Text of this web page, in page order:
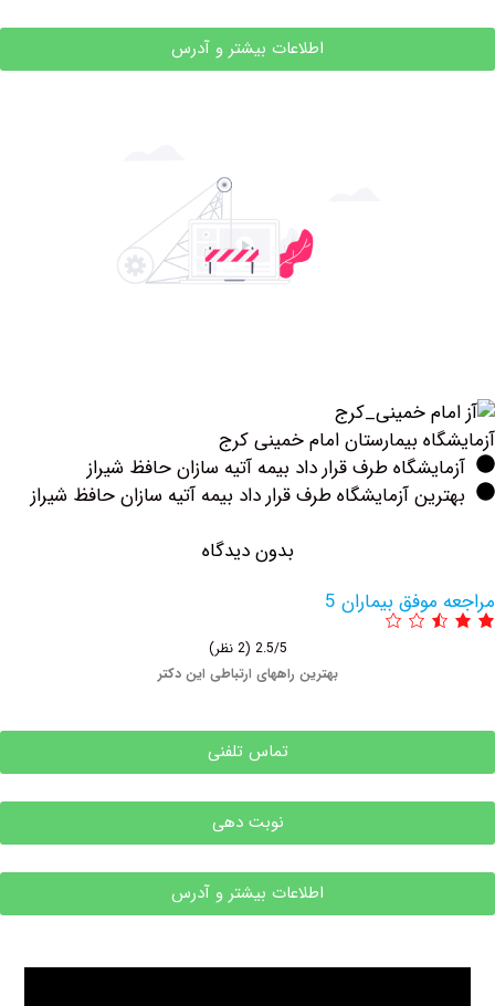
اطلاعات بیشتر و آدرس
بیمارستان امام خمینی کرج
طرف قرار داد بیمه آتیه سازان حافظ شیراز
آزمایشگاه طرف قرار داد بیمه آتیه سازان حافظ شیراز
بدون دیدگاه
بیماران 5
بهترین راههای ارتباطی این دکتر
تماس تلفنی
نوبت دهی
اطلاعات بیشتر و آدرس